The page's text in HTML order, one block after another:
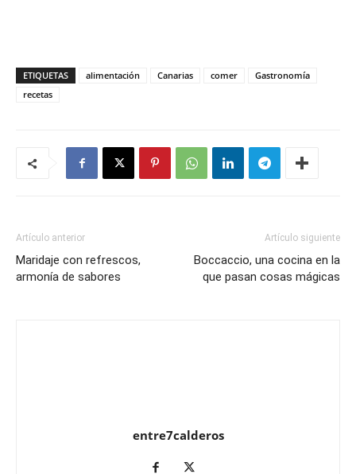
ETIQUETAS alimentación Canarias comer
Gastronomía
recetas
Artículo anterior
Maridaje con refrescos,
armonía de sabores
Artículo siguiente
Boccaccio, una cocina en la
que pasan cosas mágicas
entre7calderos